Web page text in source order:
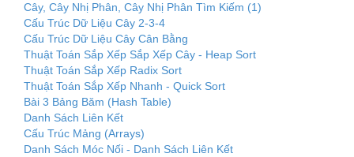
Cây, Cây Nhị Phân, Cây Nhị Phân Tìm Kiếm (1)
Cấu Trúc Dữ Liệu Cây 2-3-4
Cấu Trúc Dữ Liệu Cây Cân Bằng
Thuật Toán Sắp Xếp Sắp Xếp Cây - Heap Sort
Thuật Toán Sắp Xếp Radix Sort
Thuật Toán Sắp Xếp Nhanh - Quick Sort
Bài 3 Bảng Băm (Hash Table)
Danh Sách Liên Kết
Cấu Trúc Mảng (Arrays)
Danh Sách Móc Nối - Danh Sách Liên Kết